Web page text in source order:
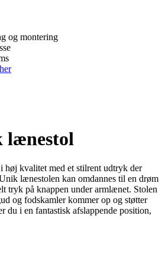
og montering
lænestol
kvalitet med et stilrent udtryk der
lænestolen kan omdannes til en drøm
tryk på knappen under armlænet. Stolen
og fodskamler kommer op og støtter
du i en fantastisk afslappende position,